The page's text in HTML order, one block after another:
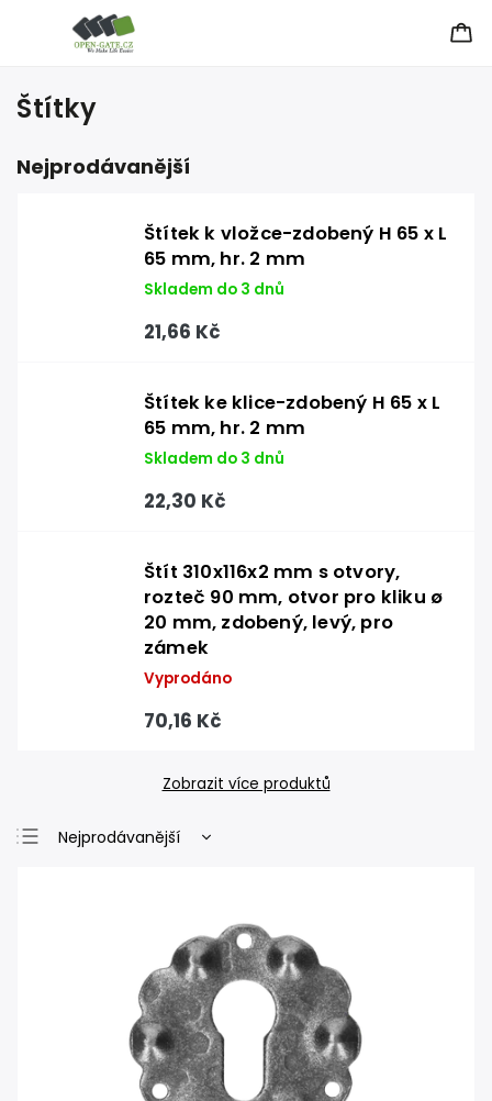
Štítky
Nejprodávanější
Štítek k vložce-zdobený H 65 x L
65 mm, hr. 2 mm
Skladem do 3 dnů
21,66 Kč
Štítek ke klice-zdobený H 65 x L
65 mm, hr. 2 mm
Skladem do 3 dnů
22,30 Kč
Štít 310x116x2 mm s otvory,
rozteč 90 mm, otvor pro kliku ø
20 mm, zdobený, levý, pro
zámek
Vyprodáno
70,16 Kč
Zobrazit více produktů
Nejprodávanější